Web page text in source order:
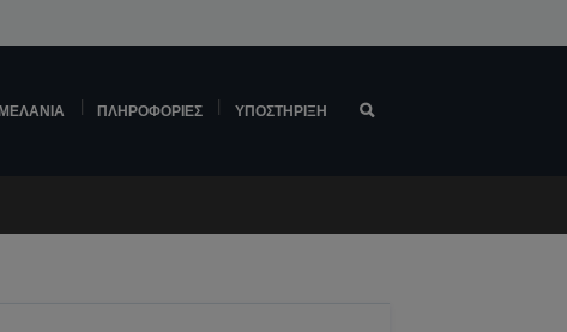
ΜΕΛΆΝΙΑ ΠΛΗΡΟΦΟΡΊΕΣ ΥΠΟΣΤΉΡΙΞΗ